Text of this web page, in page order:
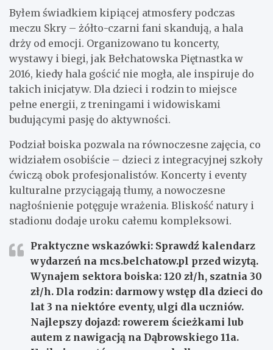
Byłem świadkiem kipiącej atmosfery podczas
meczu Skry – żółto-czarni fani skandują, a hala
drży od emocji. Organizowano tu koncerty,
wystawy i biegi, jak Bełchatowska Piętnastka w
2016, kiedy hala gościć nie mogła, ale inspiruje do
takich inicjatyw. Dla dzieci i rodzin to miejsce
pełne energii, z treningami i widowiskami
budującymi pasję do aktywności.
Podział boiska pozwala na równoczesne zajęcia, co
widziałem osobiście – dzieci z integracyjnej szkoły
ćwiczą obok profesjonalistów. Koncerty i eventy
kulturalne przyciągają tłumy, a nowoczesne
nagłośnienie potęguje wrażenia. Bliskość natury i
stadionu dodaje uroku całemu kompleksowi.
Praktyczne wskazówki: Sprawdź kalendarz
wydarzeń na mcs.belchatow.pl przed wizytą.
Wynajem sektora boiska: 120 zł/h, szatnia 30
zł/h. Dla rodzin: darmowy wstęp dla dzieci do
lat 3 na niektóre eventy, ulgi dla uczniów.
Najlepszy dojazd: rowerem ścieżkami lub
autem z nawigacją na Dąbrowskiego 11a.